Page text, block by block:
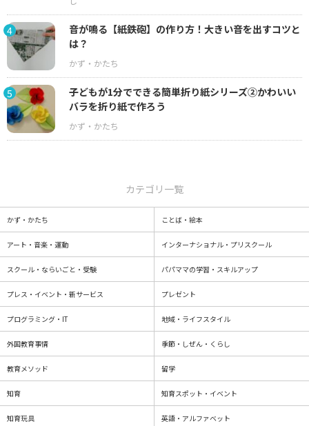
4
音が鳴る【紙鉄砲】の作り方！大きい音を出すコツと
は？
5
子どもが1分でできる簡単折り紙シリーズ②かわいい
バラを折り紙で作ろう
カテゴリ一覧
かず・かたち ことば・絵本
アート・音楽・運動 インターナショナル・プリスクール
スクール・ならいごと・受験 パパママの学習・スキルアップ
プレス・イベント・新サービス プレゼント
プログラミング・IT 地域・ライフスタイル
外国教育事情 季節・しぜん・くらし
教育メソッド 留学
知育 知育スポット・イベント
知育玩具 英語・アルファベット